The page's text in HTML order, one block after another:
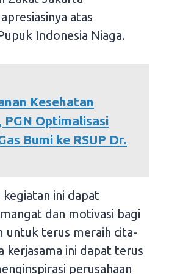
atas
Indonesia Niaga.
Kesehatan
Optimalisasi
Bumi ke RSUP Dr.
kegiatan ini dapat
dan motivasi bagi
untuk terus meraih cita-
kerjasama ini dapat terus
perusahaan